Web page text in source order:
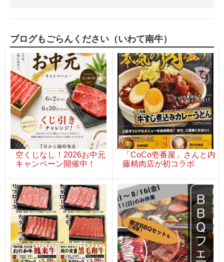
ブログもごらんください（いわて南牛）
空くじなし！2026お中元
キャンペーン開催中！
「CoCo壱番屋」さんと内
藤精肉店が初コラボ